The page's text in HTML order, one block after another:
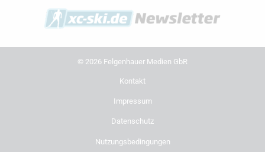
© 2026 Felgenhauer Medien GbR
Kontakt
Impressum
Datenschutz
Nutzungsbedingungen